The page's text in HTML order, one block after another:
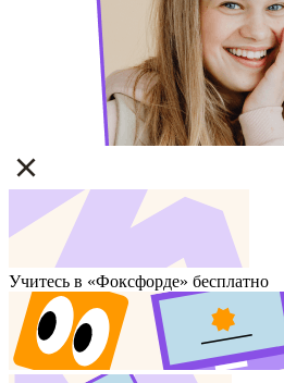
Учитесь в «Фоксфорде» бесплатно